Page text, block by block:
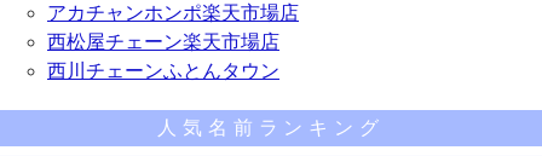
アカチャンホンポ楽天市場店
西松屋チェーン楽天市場店
西川チェーンふとんタウン
人気名前ランキング